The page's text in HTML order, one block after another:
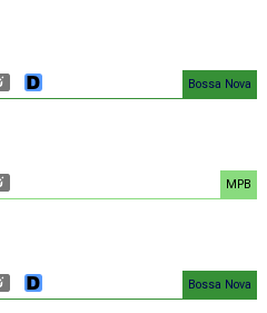
Bossa Nova
MPB
Bossa Nova